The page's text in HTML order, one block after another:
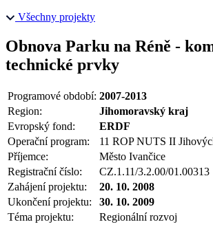
Všechny projekty
Obnova Parku na Réně -
technické prvky
Programové období: 2007-2013
Region:
Jihomoravský kraj
Evropský fond:
ERDF
Operační program:
11 ROP NUTS II
Příjemce:
Město Ivančice
Registrační číslo:
CZ.1.11/3.2.00/01.00313
Zahájení projektu:
20. 10. 2008
Ukončení projektu:
30. 10. 2009
Téma projektu:
Regionální rozvoj